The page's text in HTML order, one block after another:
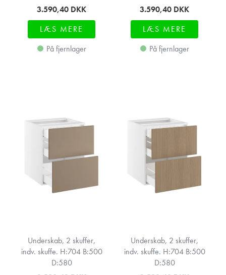
3.590,40 DKK
LÆS MERE
På fjernlager
3.590,40 DKK
LÆS MERE
På fjernlager
Underskab, 2 skuffer,
indv. skuffe. H:704 B:500
D:580
Underskab, 2 skuffer,
indv. skuffe. H:704 B:500
D:580